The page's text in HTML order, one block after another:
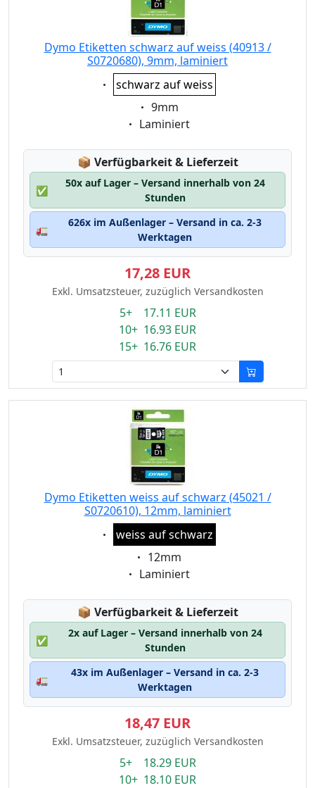
Dymo Etiketten schwarz auf weiss (40913 /
S0720680), 9mm, laminiert
Eigenschaft:
schwarz auf weiss
Eigenschaft:
9mm
Eigenschaft:
Laminiert
📦 Lagerstatus:
Verfügbarkeit & Lieferzeit
✅
50x auf Lager – Versand innerhalb von 24
Stunden
🚛
626x im Außenlager – Versand in ca. 2-3
Werktagen
17,28 EUR
Exkl. Umsatzsteuer, zuzüglich Versandkosten
5+ 17.11 EUR
10+ 16.93 EUR
15+ 16.76 EUR
Dymo Etiketten weiss auf schwarz (45021 /
S0720610), 12mm, laminiert
Eigenschaft:
weiss auf schwarz
Eigenschaft:
12mm
Eigenschaft:
Laminiert
📦 Lagerstatus:
Verfügbarkeit & Lieferzeit
✅
2x auf Lager – Versand innerhalb von 24
Stunden
🚛
43x im Außenlager – Versand in ca. 2-3
Werktagen
18,47 EUR
Exkl. Umsatzsteuer, zuzüglich Versandkosten
5+ 18.29 EUR
10+ 18.10 EUR